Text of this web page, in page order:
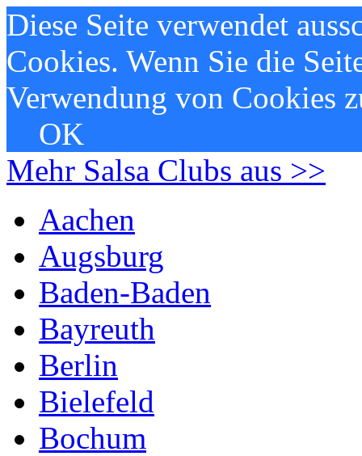
Diese Seite verwendet
Cookies. Wenn Sie die
Verwendung von Cookies
OK
Mehr Salsa Clubs aus >>
Aachen
Augsburg
Baden-Baden
Bayreuth
Berlin
Bielefeld
Bochum